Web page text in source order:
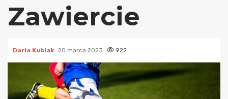
Zawiercie
Daria Kubiak 20 marca 2023 922